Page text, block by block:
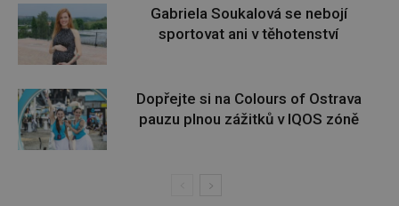
Gabriela Soukalová se nebojí
sportovat ani v těhotenství
Dopřejte si na Colours of Ostrava
pauzu plnou zážitků v IQOS zóně